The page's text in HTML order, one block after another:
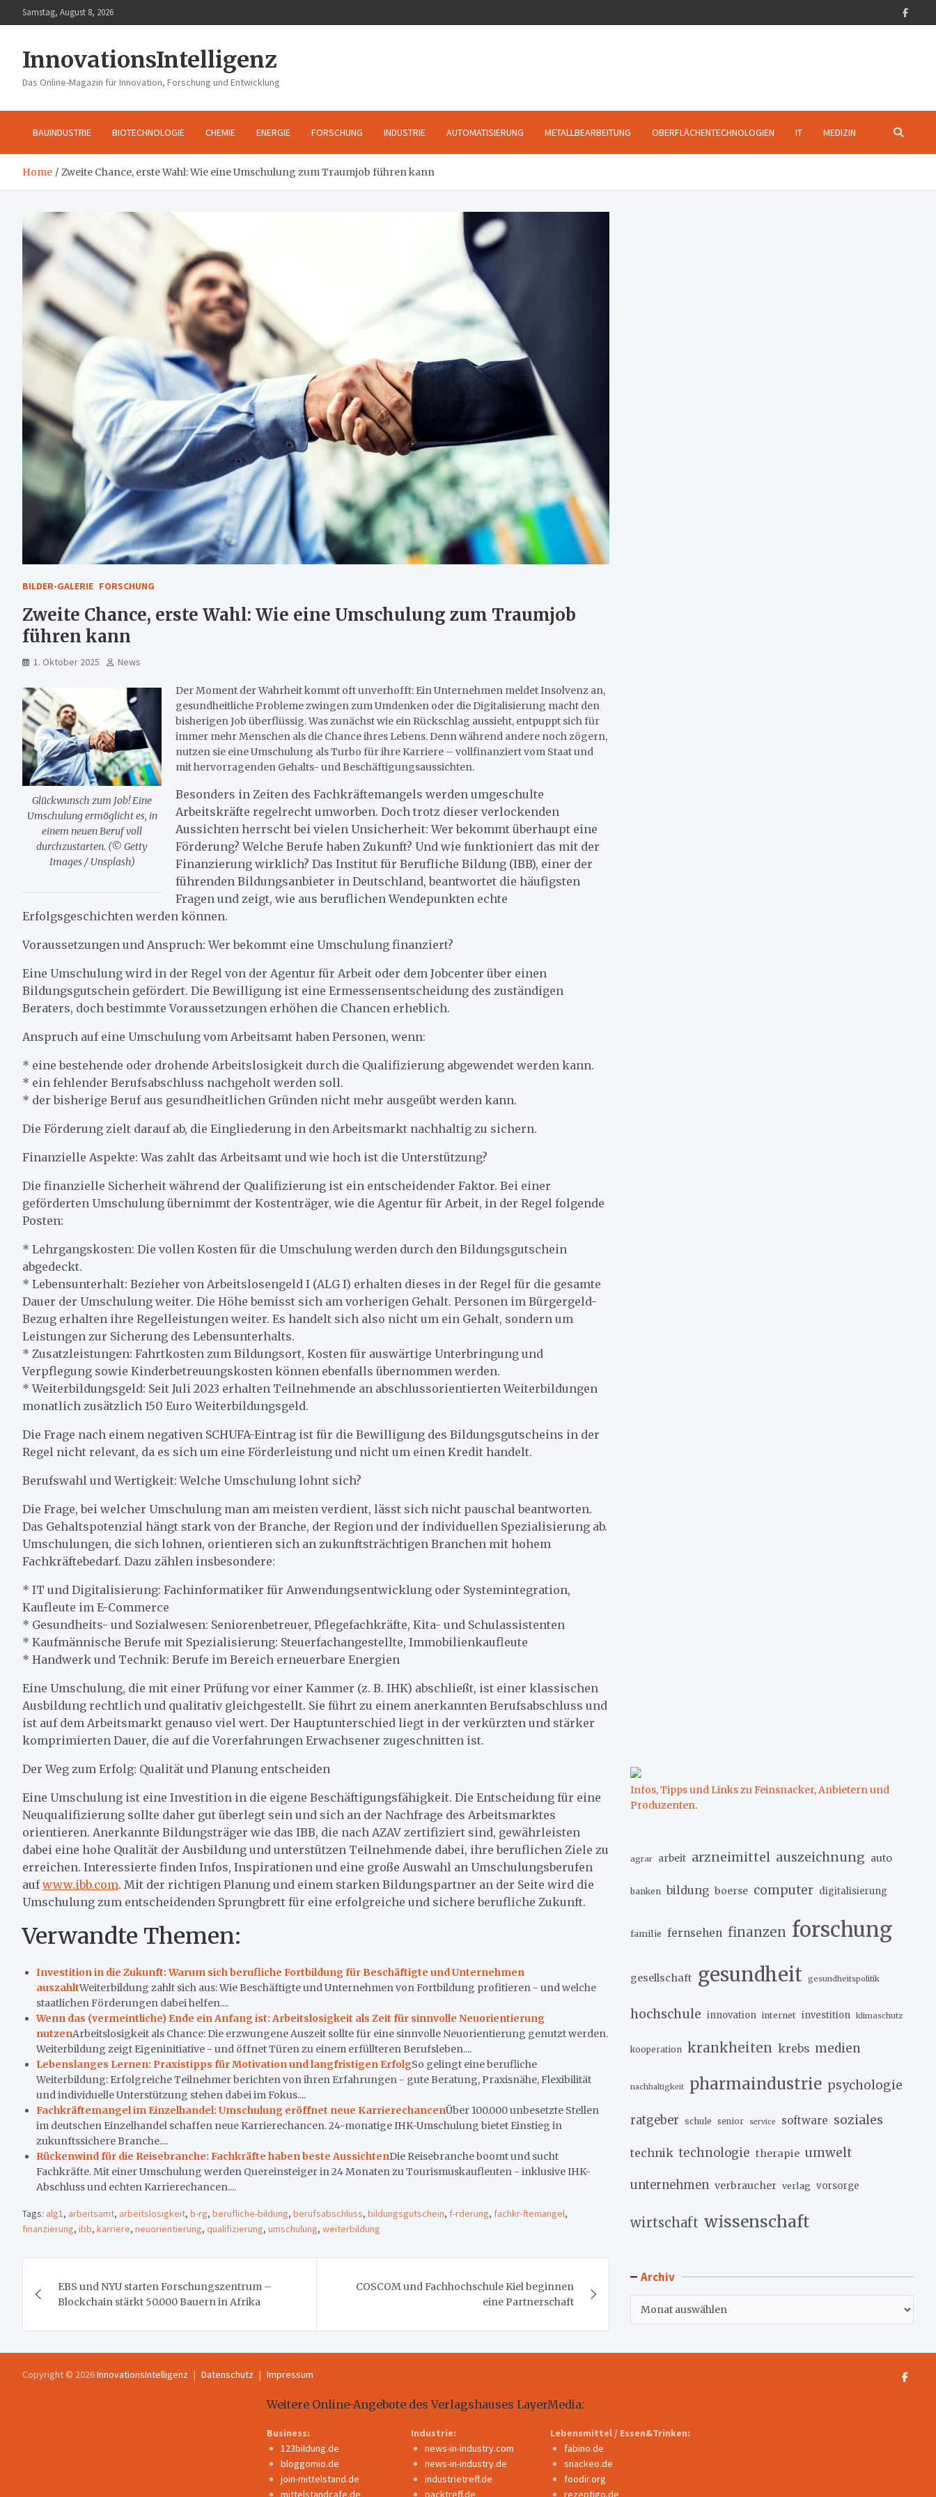
to
Samstag, August 8, 2026
InnovationsIntelligenz
Das Online-Magazin für Innovation, Forschung und Entwicklung
BAUINDUSTRIE BIOTECHNOLOGIE CHEMIE ENERGIE FORSCHUNG INDUSTRIE AUTOMATISIERUNG METALLBEARBEITUNG OBERFLÄCHENTECHNOLOGIEN IT MEDIZIN
Home Zweite Chance, erste Wahl: Wie eine Umschulung zum Traumjob führen kann
BILDER-GALERIE FORSCHUNG
Zweite Chance, erste Wahl: Wie eine Umschulung zum Traumjob
führen kann
1. Oktober 2025 News
Glückwunsch zum Job! Eine
Umschulung ermöglicht es, in
einem neuen Beruf voll
durchzustarten. (© Getty
Images / Unsplash)
Der Moment der Wahrheit kommt oft unverhofft: Ein Unternehmen meldet Insolvenz an,
gesundheitliche Probleme zwingen zum Umdenken oder die Digitalisierung macht den
bisherigen Job überflüssig. Was zunächst wie ein Rückschlag aussieht, entpuppt sich für
immer mehr Menschen als die Chance ihres Lebens. Denn während andere noch zögern,
nutzen sie eine Umschulung als Turbo für ihre Karriere – vollfinanziert vom Staat und
mit hervorragenden Gehalts- und Beschäftigungsaussichten.
Besonders in Zeiten des Fachkräftemangels werden umgeschulte
Arbeitskräfte regelrecht umworben. Doch trotz dieser verlockenden
Aussichten herrscht bei vielen Unsicherheit: Wer bekommt überhaupt eine
Förderung? Welche Berufe haben Zukunft? Und wie funktioniert das mit der
Finanzierung wirklich? Das Institut für Berufliche Bildung (IBB), einer der
führenden Bildungsanbieter in Deutschland, beantwortet die häufigsten
Fragen und zeigt, wie aus beruflichen Wendepunkten echte
Erfolgsgeschichten werden können.
Voraussetzungen und Anspruch: Wer bekommt eine Umschulung finanziert?
Eine Umschulung wird in der Regel von der Agentur für Arbeit oder dem Jobcenter über einen
Bildungsgutschein gefördert. Die Bewilligung ist eine Ermessensentscheidung des zuständigen
Beraters, doch bestimmte Voraussetzungen erhöhen die Chancen erheblich.
Anspruch auf eine Umschulung vom Arbeitsamt haben Personen, wenn:
* eine bestehende oder drohende Arbeitslosigkeit durch die Qualifizierung abgewendet werden kann.
* ein fehlender Berufsabschluss nachgeholt werden soll.
* der bisherige Beruf aus gesundheitlichen Gründen nicht mehr ausgeübt werden kann.
Die Förderung zielt darauf ab, die Eingliederung in den Arbeitsmarkt nachhaltig zu sichern.
Finanzielle Aspekte: Was zahlt das Arbeitsamt und wie hoch ist die Unterstützung?
Die finanzielle Sicherheit während der Qualifizierung ist ein entscheidender Faktor. Bei einer
geförderten Umschulung übernimmt der Kostenträger, wie die Agentur für Arbeit, in der Regel folgende
Posten:
* Lehrgangskosten: Die vollen Kosten für die Umschulung werden durch den Bildungsgutschein
abgedeckt.
* Lebensunterhalt: Bezieher von Arbeitslosengeld I (ALG I) erhalten dieses in der Regel für die gesamte
Dauer der Umschulung weiter. Die Höhe bemisst sich am vorherigen Gehalt. Personen im Bürgergeld-
Bezug erhalten ihre Regelleistungen weiter. Es handelt sich also nicht um ein Gehalt, sondern um
Leistungen zur Sicherung des Lebensunterhalts.
* Zusatzleistungen: Fahrtkosten zum Bildungsort, Kosten für auswärtige Unterbringung und
Verpflegung sowie Kinderbetreuungskosten können ebenfalls übernommen werden.
* Weiterbildungsgeld: Seit Juli 2023 erhalten Teilnehmende an abschlussorientierten Weiterbildungen
monatlich zusätzlich 150 Euro Weiterbildungsgeld.
Die Frage nach einem negativen SCHUFA-Eintrag ist für die Bewilligung des Bildungsgutscheins in der
Regel nicht relevant, da es sich um eine Förderleistung und nicht um einen Kredit handelt.
Berufswahl und Wertigkeit: Welche Umschulung lohnt sich?
Die Frage, bei welcher Umschulung man am meisten verdient, lässt sich nicht pauschal beantworten.
Das Gehaltspotenzial hängt stark von der Branche, der Region und der individuellen Spezialisierung ab.
Umschulungen, die sich lohnen, orientieren sich an zukunftsträchtigen Branchen mit hohem
Fachkräftebedarf. Dazu zählen insbesondere:
* IT und Digitalisierung: Fachinformatiker für Anwendungsentwicklung oder Systemintegration,
Kaufleute im E-Commerce
* Gesundheits- und Sozialwesen: Seniorenbetreuer, Pflegefachkräfte, Kita- und Schulassistenten
* Kaufmännische Berufe mit Spezialisierung: Steuerfachangestellte, Immobilienkaufleute
* Handwerk und Technik: Berufe im Bereich erneuerbare Energien
Eine Umschulung, die mit einer Prüfung vor einer Kammer (z. B. IHK) abschließt, ist einer klassischen
Ausbildung rechtlich und qualitativ gleichgestellt. Sie führt zu einem anerkannten Berufsabschluss und
ist auf dem Arbeitsmarkt genauso viel wert. Der Hauptunterschied liegt in der verkürzten und stärker
komprimierten Dauer, die auf die Vorerfahrungen Erwachsener zugeschnitten ist.
Der Weg zum Erfolg: Qualität und Planung entscheiden
Eine Umschulung ist eine Investition in die eigene Beschäftigungsfähigkeit. Die Entscheidung für eine
Neuqualifizierung sollte daher gut überlegt sein und sich an der Nachfrage des Arbeitsmarktes
orientieren. Anerkannte Bildungsträger wie das IBB, die nach AZAV zertifiziert sind, gewährleisten
dabei eine hohe Qualität der Ausbildung und unterstützen Teilnehmende dabei, ihre beruflichen Ziele zu
erreichen. Interessierte finden Infos, Inspirationen und eine große Auswahl an Umschulungsberufen
aufwww.ibb.com. Mit der richtigen Planung und einem starken Bildungspartner an der Seite wird die
Umschulung zum entscheidenden Sprungbrett für eine erfolgreiche und sichere berufliche Zukunft.
Verwandte Themen:
Investition in die Zukunft: Warum sich berufliche Fortbildung für Beschäftigte und Unternehmen
auszahltWeiterbildung zahlt sich aus: Wie Beschäftigte und Unternehmen von Fortbildung profitieren - und welche
staatlichen Förderungen dabei helfen....
Wenn das (vermeintliche) Ende ein Anfang ist: Arbeitslosigkeit als Zeit für sinnvolle Neuorientierung
nutzenArbeitslosigkeit als Chance: Die erzwungene Auszeit sollte für eine sinnvolle Neuorientierung genutzt werden.
Weiterbildung zeigt Eigeninitiative - und öffnet Türen zu einem erfüllteren Berufsleben....
Lebenslanges Lernen: Praxistipps für Motivation und langfristigen ErfolgSo gelingt eine berufliche
Weiterbildung: Erfolgreiche Teilnehmer berichten von ihren Erfahrungen - gute Beratung, Praxisnähe, Flexibilität
und individuelle Unterstützung stehen dabei im Fokus....
Fachkräftemangel im Einzelhandel: Umschulung eröffnet neue KarrierechancenÜber 100.000 unbesetzte Stellen
im deutschen Einzelhandel schaffen neue Karrierechancen. 24-monatige IHK-Umschulung bietet Einstieg in
zukunftssichere Branche....
Rückenwind für die Reisebranche: Fachkräfte haben beste AussichtenDie Reisebranche boomt und sucht
Fachkräfte. Mit einer Umschulung werden Quereinsteiger in 24 Monaten zu Tourismuskaufleuten - inklusive IHK-
Abschluss und echten Karrierechancen....
Tags: alg1, arbeitsamt, arbeitslosigkeit, b-rg, berufliche-bildung, berufsabschluss, bildungsgutschein, f-rderung, fachkr-ftemangel,
finanzierung, ibb, karriere, neuorientierung, qualifizierung, umschulung, weiterbildung
EBS und NYU starten Forschungszentrum –
Blockchain stärkt 50.000 Bauern in Afrika
COSCOM und Fachhochschule Kiel beginnen
eine Partnerschaft
Infos, Tipps und Links zu Feinsnacker, Anbietern und
Produzenten.
agrar arbeit arzneimittel auszeichnung auto
banken bildung boerse computer digitalisierung
familie fernsehen finanzen forschung
gesellschaft gesundheit gesundheitspolitik
hochschule innovation internet investition klimaschutz
kooperation krankheiten krebs medien
nachhaltigkeit pharmaindustrie psychologie
ratgeber schule senior service software soziales
technik technologie therapie umwelt
unternehmen verbraucher verlag vorsorge
wirtschaft wissenschaft
Archiv
Copyright © 2026InnovationsIntelligenz Datenschutz Impressum
Weitere Online-Angebote des Verlagshauses LayerMedia:
Business:
123bildung.de
bloggomio.de
join-mittelstand.de
mittelstandcafe.de
Industrie:
news-in-industry.com
news-in-industry.de
industrietreff.de
packtreff.de
Lebensmittel / Essen&Trinken:
fabino.de
snackeo.de
foodir.org
rezeptigo.de